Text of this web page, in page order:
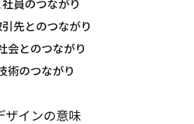
員のつながり
先とのつながり
会とのつながり
術のつながり
ザインの意味